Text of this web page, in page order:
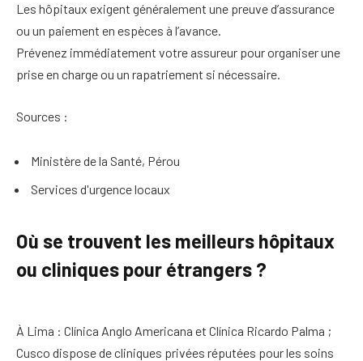
Les hôpitaux exigent généralement une preuve d’assurance
ou un paiement en espèces à l’avance.
Prévenez immédiatement votre assureur pour organiser une
prise en charge ou un rapatriement si nécessaire.
Sources :
Ministère de la Santé, Pérou
Services d'urgence locaux
Où se trouvent les meilleurs hôpitaux
ou cliniques pour étrangers ?
À Lima : Clínica Anglo Americana et Clínica Ricardo Palma ;
Cusco dispose de cliniques privées réputées pour les soins